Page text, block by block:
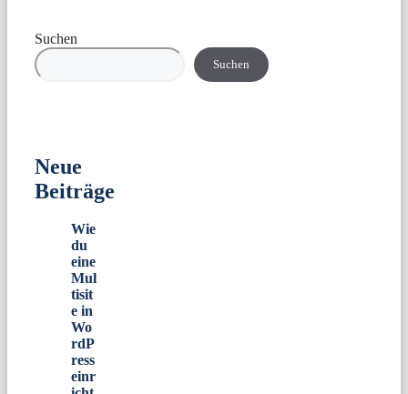
Suchen
Suchen
Neue
Beiträge
Wie
du
eine
Mul
tisit
e in
Wo
rdP
ress
einr